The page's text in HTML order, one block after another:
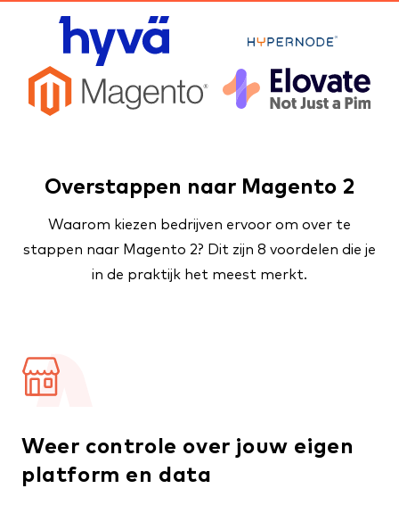
Overstappen naar Magento 2
Waarom kiezen bedrijven ervoor om over te
stappen naar Magento 2? Dit zijn 8 voordelen die je
in de praktijk het meest merkt.
Weer controle over jouw eigen
platform en data